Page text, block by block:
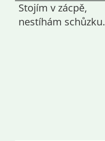
Stojím v zácpě,
nestíhám schůzku.